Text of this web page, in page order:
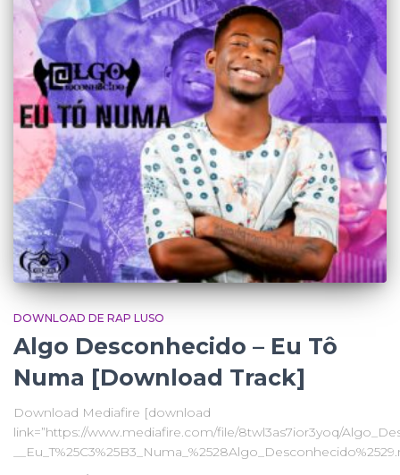
DOWNLOAD DE RAP LUSO
Algo Desconhecido – Eu Tô
Numa [Download Track]
Download Mediafire [download
link=”https://www.mediafire.com/file/8twl3as7ior3yoq/